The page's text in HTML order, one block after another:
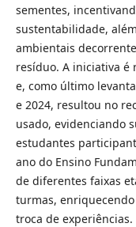
sementes,
sustentabilidade,
ambientais
resíduo. A iniciativa é
e, como último
e 2024, resultou no
usado, evidenciando
estudantes
ano do Ensino
de diferentes faixas
turmas,
troca de